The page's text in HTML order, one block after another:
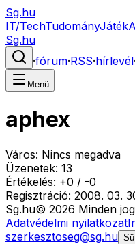
Sg.hu
IT/TechTudományJáték
Sg.hu
·fórum·RSS·hírlevél·
Menü
aphex
Város: Nincs megadva
Üzenetek: 13
Értékelés: +0 / -0
Regisztráció: 2008. 03.
Sg.hu© 2026 Minden
Adatvédelmi nyilatkozat
szerkesztoseg@sg.hu